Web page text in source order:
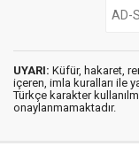
UYARI: Küfür, hakaret,
içeren, imla kuralları ile
Türkçe karakter
onaylanmamaktadır.